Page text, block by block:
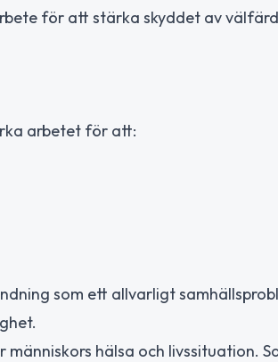
för att stärka skyddet av
arbetet för att:
som ett allvarligt
hälsa och livssituation.